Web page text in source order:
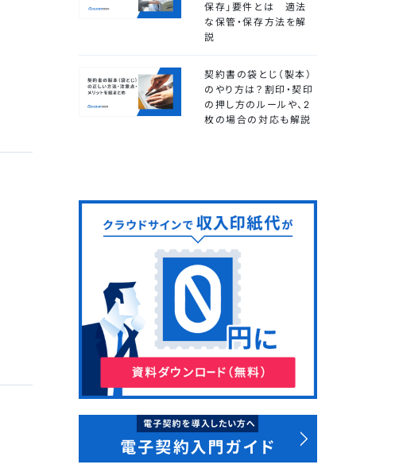
保存」要件とは 適法
な保管・保存方法を解
説
契約書の袋とじ（製本）
のやり方は？割印・契印
の押し方のルールや、2
枚の場合の対応も解説